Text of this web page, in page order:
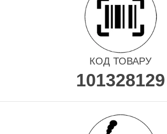
КОД ТОВАРУ
101328129